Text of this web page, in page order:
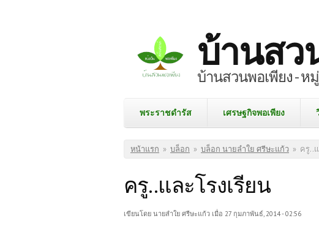
บ้านสว
บ้านสวนพอเพียง - ห
พระราชดำรัส เศรษฐกิจพอเพียง
คุณอยู่ที่นี่
หน้าแรก » บล็อก » บล็อก นายลำใย ศรีษะแก้ว » ครู..
ครู..และโรงเรียน
เขียนโดย นายลำใย ศรีษะแก้ว เมื่อ 27 กุมภาพันธ์, 2014 - 02:56